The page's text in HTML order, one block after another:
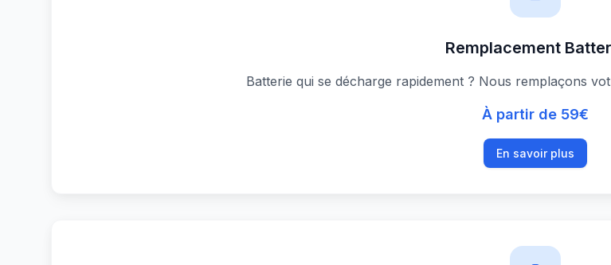
Remplacement
Batterie qui se décharge rapidement ? Nous remplaçons
À partir de 59€
En savoir plus